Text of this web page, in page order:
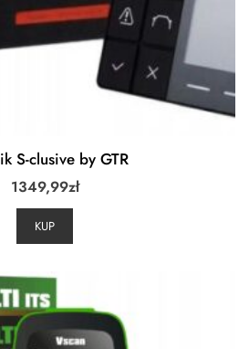
S-clusive by GTR
1349,99zł
KUP